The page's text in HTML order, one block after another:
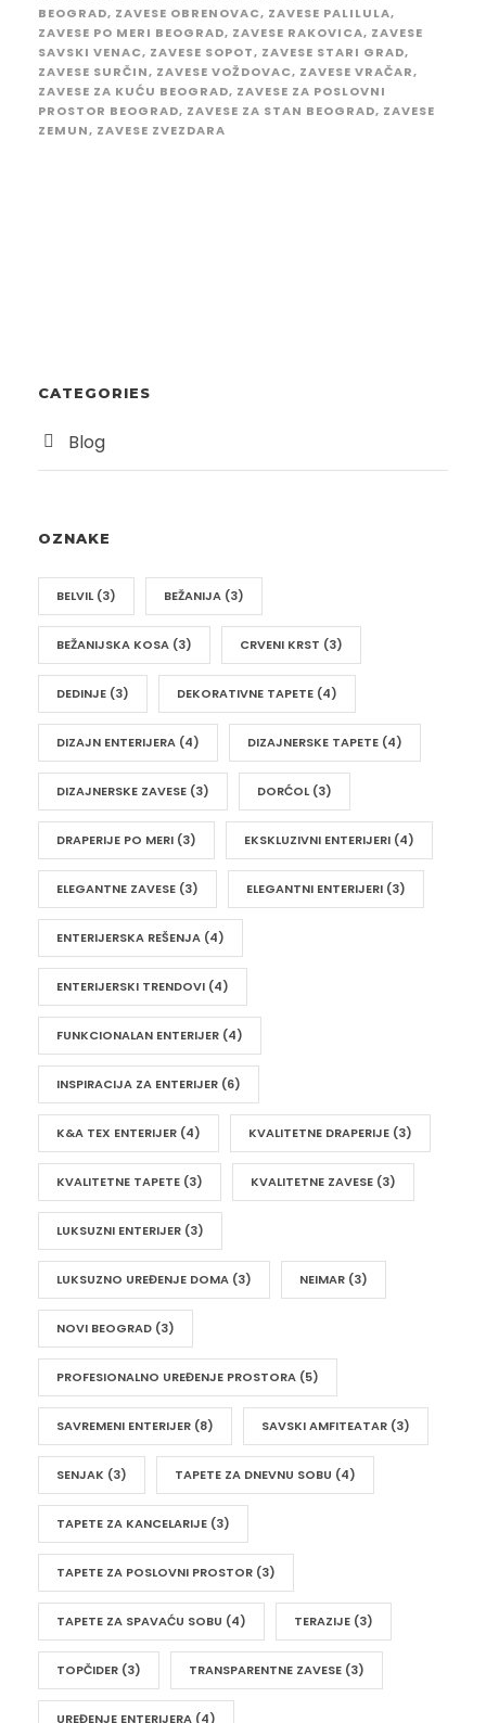
BEOGRAD, ZAVESE OBRENOVAC, ZAVESE PALILULA,
ZAVESE PO MERI BEOGRAD, ZAVESE RAKOVICA, ZAVESE
SAVSKI VENAC, ZAVESE SOPOT, ZAVESE STARI GRAD,
ZAVESE SURČIN, ZAVESE VOŽDOVAC, ZAVESE VRAČAR,
ZAVESE ZA KUĆU BEOGRAD, ZAVESE ZA POSLOVNI
PROSTOR BEOGRAD, ZAVESE ZA STAN BEOGRAD, ZAVESE
ZEMUN, ZAVESE ZVEZDARA
CATEGORIES
Blog
OZNAKE
BELVIL (3) BEŽANIJA (3)
BEŽANIJSKA KOSA (3) CRVENI KRST (3)
DEDINJE (3) DEKORATIVNE TAPETE (4)
DIZAJN ENTERIJERA (4) DIZAJNERSKE TAPETE (4)
DIZAJNERSKE ZAVESE (3) DORĆOL (3)
DRAPERIJE PO MERI (3) EKSKLUZIVNI ENTERIJERI (4)
ELEGANTNE ZAVESE (3) ELEGANTNI ENTERIJERI (3)
ENTERIJERSKA REŠENJA (4)
ENTERIJERSKI TRENDOVI (4)
FUNKCIONALAN ENTERIJER (4)
INSPIRACIJA ZA ENTERIJER (6)
K&A TEX ENTERIJER (4) KVALITETNE DRAPERIJE (3)
KVALITETNE TAPETE (3) KVALITETNE ZAVESE (3)
LUKSUZNI ENTERIJER (3)
LUKSUZNO UREĐENJE DOMA (3) NEIMAR (3)
NOVI BEOGRAD (3)
PROFESIONALNO UREĐENJE PROSTORA (5)
SAVREMENI ENTERIJER (8) SAVSKI AMFITEATAR (3)
SENJAK (3) TAPETE ZA DNEVNU SOBU (4)
TAPETE ZA KANCELARIJE (3)
TAPETE ZA POSLOVNI PROSTOR (3)
TAPETE ZA SPAVAĆU SOBU (4) TERAZIJE (3)
TOPČIDER (3) TRANSPARENTNE ZAVESE (3)
UREĐENJE ENTERIJERA (4)